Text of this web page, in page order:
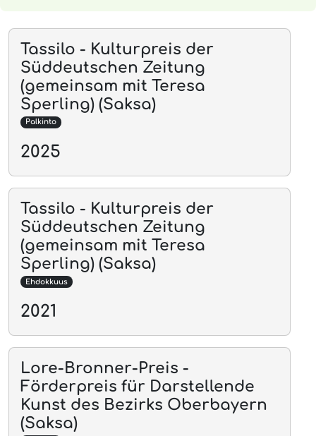
Tassilo - Kulturpreis der
Süddeutschen Zeitung
(gemeinsam mit Teresa
Sperling) (Saksa)
Palkinto
2025
Tassilo - Kulturpreis der
Süddeutschen Zeitung
(gemeinsam mit Teresa
Sperling) (Saksa)
Ehdokkuus
2021
Lore-Bronner-Preis -
Förderpreis für Darstellende
Kunst des Bezirks Oberbayern
(Saksa)